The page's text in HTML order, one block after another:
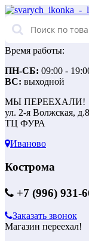
Время работы:
ПН-СБ: 09:00 -
ВС: выходной
МЫ ПЕРЕЕХАЛИ!
ул. 2-я Волжская, д.8
ТЦ ФУРА
Иваново
Кострома
+7 (996) 931-
Заказать звонок
Магазин переехал!